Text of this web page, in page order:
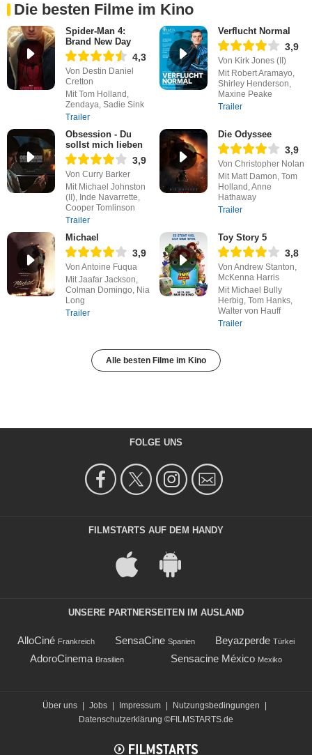
Die besten Filme im Kino
Spider-Man 4:
Brand New Day
4,3
Von Destin Daniel
Cretton
Mit Tom Holland,
Zendaya, Sadie Sink
Trailer
Verflucht Normal
3,9
Von Kirk Jones (II)
Mit Robert Aramayo,
Shirley Henderson,
Maxine Peake
Trailer
Obsession - Du
sollst mich lieben
3,9
Von Curry Barker
Mit Michael Johnston
(II), Inde Navarrette,
Cooper Tomlinson
Trailer
Die Odyssee
3,9
Von Christopher Nolan
Mit Matt Damon, Tom
Holland, Anne
Hathaway
Trailer
Michael
3,9
Von Antoine Fuqua
Mit Jaafar Jackson,
Colman Domingo, Nia
Long
Trailer
Toy Story 5
3,8
Von Andrew Stanton,
McKenna Harris
Mit Michael Bully
Herbig, Tom Hanks,
Walter von Hauff
Trailer
Alle besten Filme im Kino
FOLGE UNS
FILMSTARTS AUF DEM HANDY
UNSERE PARTNERSEITEN IM AUSLAND
AlloCiné Frankreich SensaCine Spanien Beyazperde Türkei
AdoroCinema Brasilien Sensacine México Mexiko
Über uns Jobs Impressum Nutzungsbedingungen
Datenschutzerklärung ©FILMSTARTS.de